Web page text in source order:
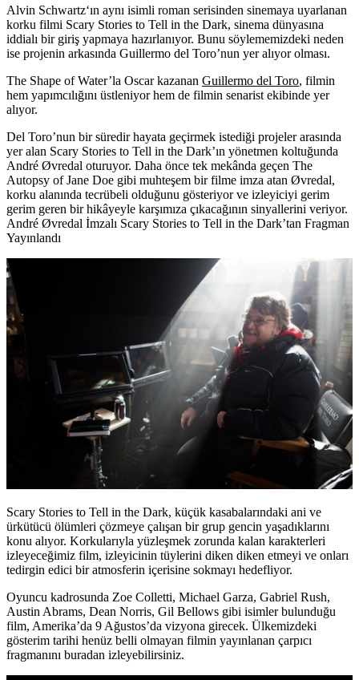
Alvin Schwartz‘ın aynı isimli roman serisinden sinemaya uyarlanan
korku filmi Scary Stories to Tell in the Dark, sinema dünyasına
iddialı bir giriş yapmaya hazırlanıyor. Bunu söylememizdeki neden
ise projenin arkasında Guillermo del Toro’nun yer alıyor olması.
The Shape of Water’la Oscar kazanan Guillermo del Toro, filmin
hem yapımcılığını üstleniyor hem de filmin senarist ekibinde yer
alıyor.
Del Toro’nun bir süredir hayata geçirmek istediği projeler arasında
yer alan Scary Stories to Tell in the Dark’ın yönetmen koltuğunda
André Øvredal oturuyor. Daha önce tek mekânda geçen The
Autopsy of Jane Doe gibi muhteşem bir filme imza atan Øvredal,
korku alanında tecrübeli olduğunu gösteriyor ve izleyiciyi gerim
gerim geren bir hikâyeyle karşımıza çıkacağının sinyallerini veriyor.
André Øvredal İmzalı Scary Stories to Tell in the Dark’tan Fragman
Yayınlandı
Scary Stories to Tell in the Dark, küçük kasabalarındaki ani ve
ürkütücü ölümleri çözmeye çalışan bir grup gencin yaşadıklarını
konu alıyor. Korkularıyla yüzleşmek zorunda kalan karakterleri
izleyeceğimiz film, izleyicinin tüylerini diken diken etmeyi ve onları
tedirgin edici bir atmosferin içerisine sokmayı hedefliyor.
Oyuncu kadrosunda Zoe Colletti, Michael Garza, Gabriel Rush,
Austin Abrams, Dean Norris, Gil Bellows gibi isimler bulunduğu
film, Amerika’da 9 Ağustos’da vizyona girecek. Ülkemizdeki
gösterim tarihi henüz belli olmayan filmin yayınlanan çarpıcı
fragmanını buradan izleyebilirsiniz.